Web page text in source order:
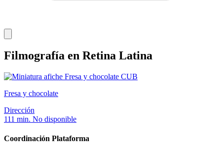
Filmografía en Retina Latina
CUB
Fresa y chocolate
Dirección
111 min. No disponible
Coordinación Plataforma